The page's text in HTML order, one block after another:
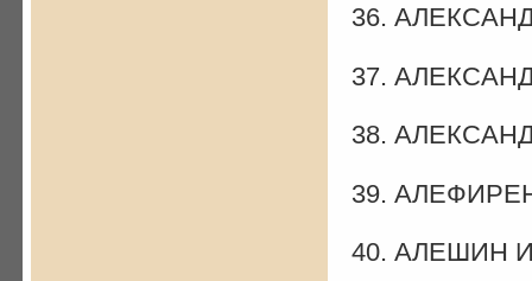
36.
37.
38.
39.
40. АЛЕШИН